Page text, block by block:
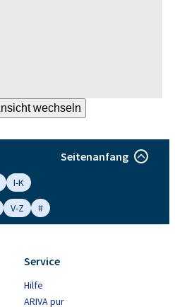
Seitenanfang
I-K
V-Z #
Service
Hilfe
ARIVA pur